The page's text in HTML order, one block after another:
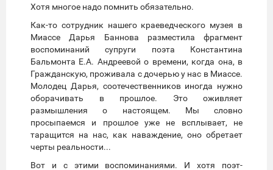
Хотя многое надо помнить обязательно.
Как-то сотрудник нашего краеведческого музея в
Миассе Дарья Баннова разместила фрагмент
воспоминаний супруги поэта Константина
Бальмонта Е.А. Андреевой о времени, когда она, в
Гражданскую, проживала с дочерью у нас в Миассе.
Молодец Дарья, соотечественников иногда нужно
оборачивать в прошлое. Это оживляет
размышления о настоящем. Мы словно
просыпаемся и прошлое уже не всплывает, не
таращится на нас, как наваждение, оно обретает
черты реальности...
Вот и с этими воспоминаниями. И хотя поэт-